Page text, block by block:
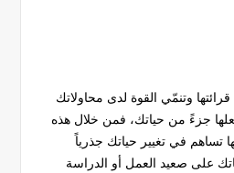
وتنمّي القوة لدى محاولاتك
جزءً من حياتك، فمن خلال هذه
تساهم في تغيير حياتك جذرياً
على صعيد العمل أو الدراسة